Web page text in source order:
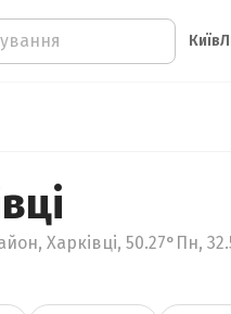
Київ
Харківці, 50.27°Пн,